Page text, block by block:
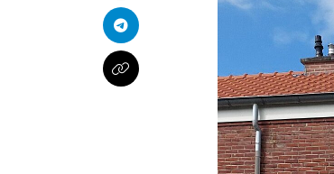
Telegram
Kopieer naar klembord